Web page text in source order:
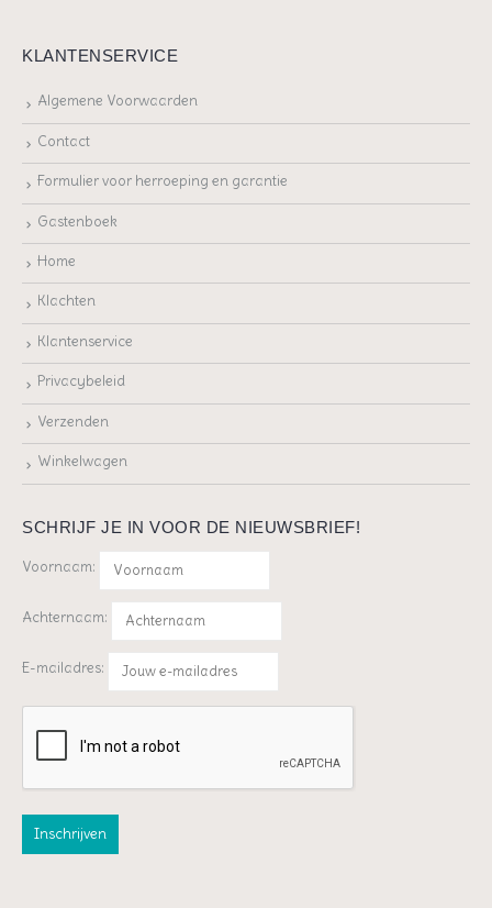
KLANTENSERVICE
Algemene Voorwaarden
Contact
Formulier voor herroeping en garantie
Gastenboek
Home
Klachten
Klantenservice
Privacybeleid
Verzenden
Winkelwagen
SCHRIJF JE IN VOOR DE NIEUWSBRIEF!
Voornaam:
Achternaam:
E-mailadres: